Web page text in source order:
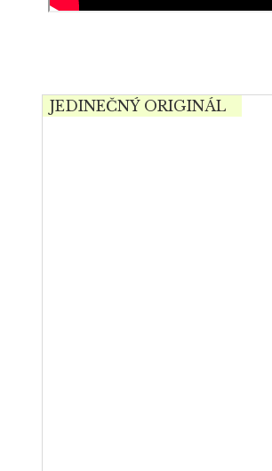
JEDINEČNÝ ORIGINÁL